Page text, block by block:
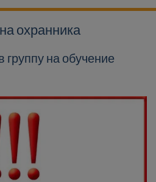
охранника
на обучение